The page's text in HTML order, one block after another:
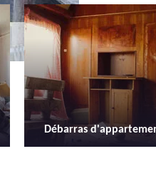
Débarras de grenier et